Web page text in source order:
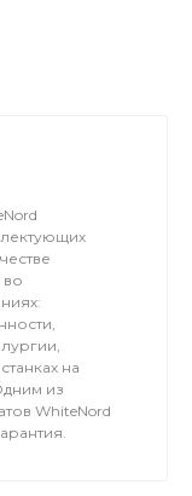
во
на
из
WhiteNord